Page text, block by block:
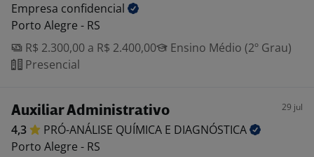
Empresa confidencial
Porto Alegre - RS
R$ 2.300,00 a R$ 2.400,00
Ensino Médio (2º Grau)
Presencial
Auxiliar Administrativo 29 jul
4,3 PRÓ-ANÁLISE QUÍMICA E DIAGNÓSTICA
Porto Alegre - RS